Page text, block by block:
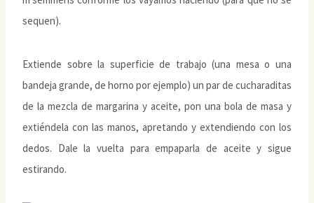
sequen).
Extiende sobre la superficie de trabajo (una mesa o una
bandeja grande, de horno por ejemplo) un par de cucharaditas
de la mezcla de margarina y aceite, pon una bola de masa y
extiéndela con las manos, apretando y extendiendo con los
dedos. Dale la vuelta para empaparla de aceite y sigue
estirando.